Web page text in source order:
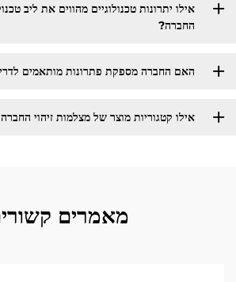
אילו יתרונות טכנולוגיים מהווים את ליב
החברה?
האם החברה מספקת פתרונות מותאמים
אילו קטגוריות מוצר של מצלמות זיהוי
מאמרים